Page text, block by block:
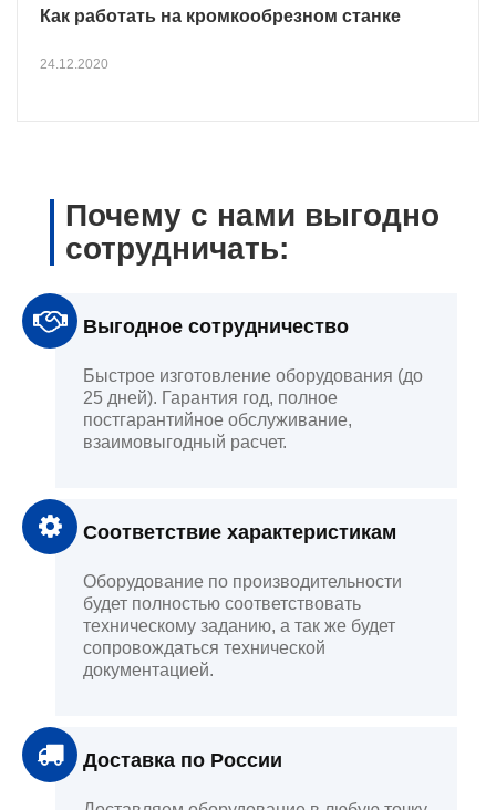
Как работать на кромкообрезном станке
24.12.2020
Почему с нами выгодно
сотрудничать:
Выгодное сотрудничество
Быстрое изготовление оборудования (до
25 дней). Гарантия год, полное
постгарантийное обслуживание,
взаимовыгодный расчет.
Соответствие характеристикам
Оборудование по производительности
будет полностью соответствовать
техническому заданию, а так же будет
сопровождаться технической
документацией.
Доставка по России